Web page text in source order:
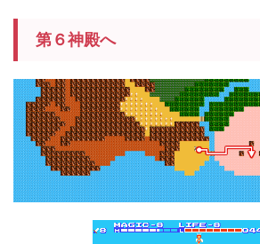
第６神殿へ